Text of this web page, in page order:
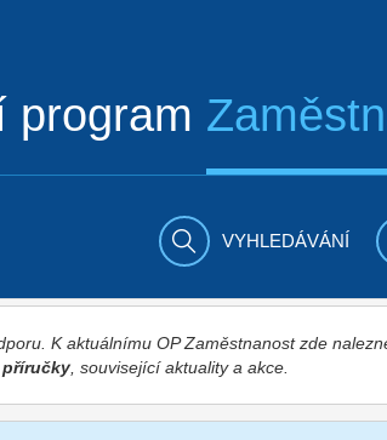
program
VYHLEDÁVÁNÍ
K aktuálnímu OP Zaměstnanost zde
, související aktuality a akce.